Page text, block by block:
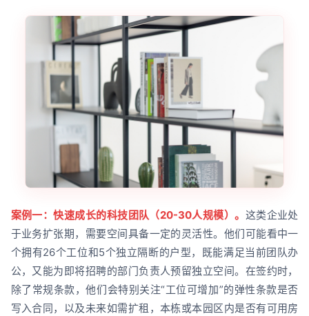
案例一：快速成长的科技团队（20-30人规模）。 这类企业处
于业务扩张期，需要空间具备一定的灵活性。他们可能看中一
个拥有26个工位和5个独立隔断的户型，既能满足当前团队办
公，又能为即将招聘的部门负责人预留独立空间。在签约时，
除了常规条款，他们会特别关注“工位可增加”的弹性条款是否
写入合同，以及未来如需扩租，本栋或本园区内是否有可用房